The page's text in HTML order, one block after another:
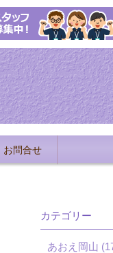
お問合せ
カテゴリー
あおえ岡山